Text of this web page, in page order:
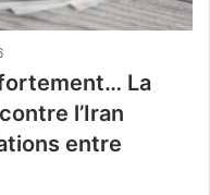
La
l’Iran
entre